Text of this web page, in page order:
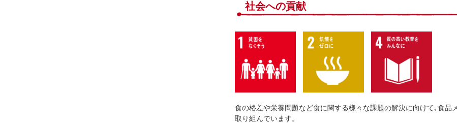
社会への貢献
食の格差や栄養問題など食に関する様々な課題の解決に向けて､食品
取り組んでいます。